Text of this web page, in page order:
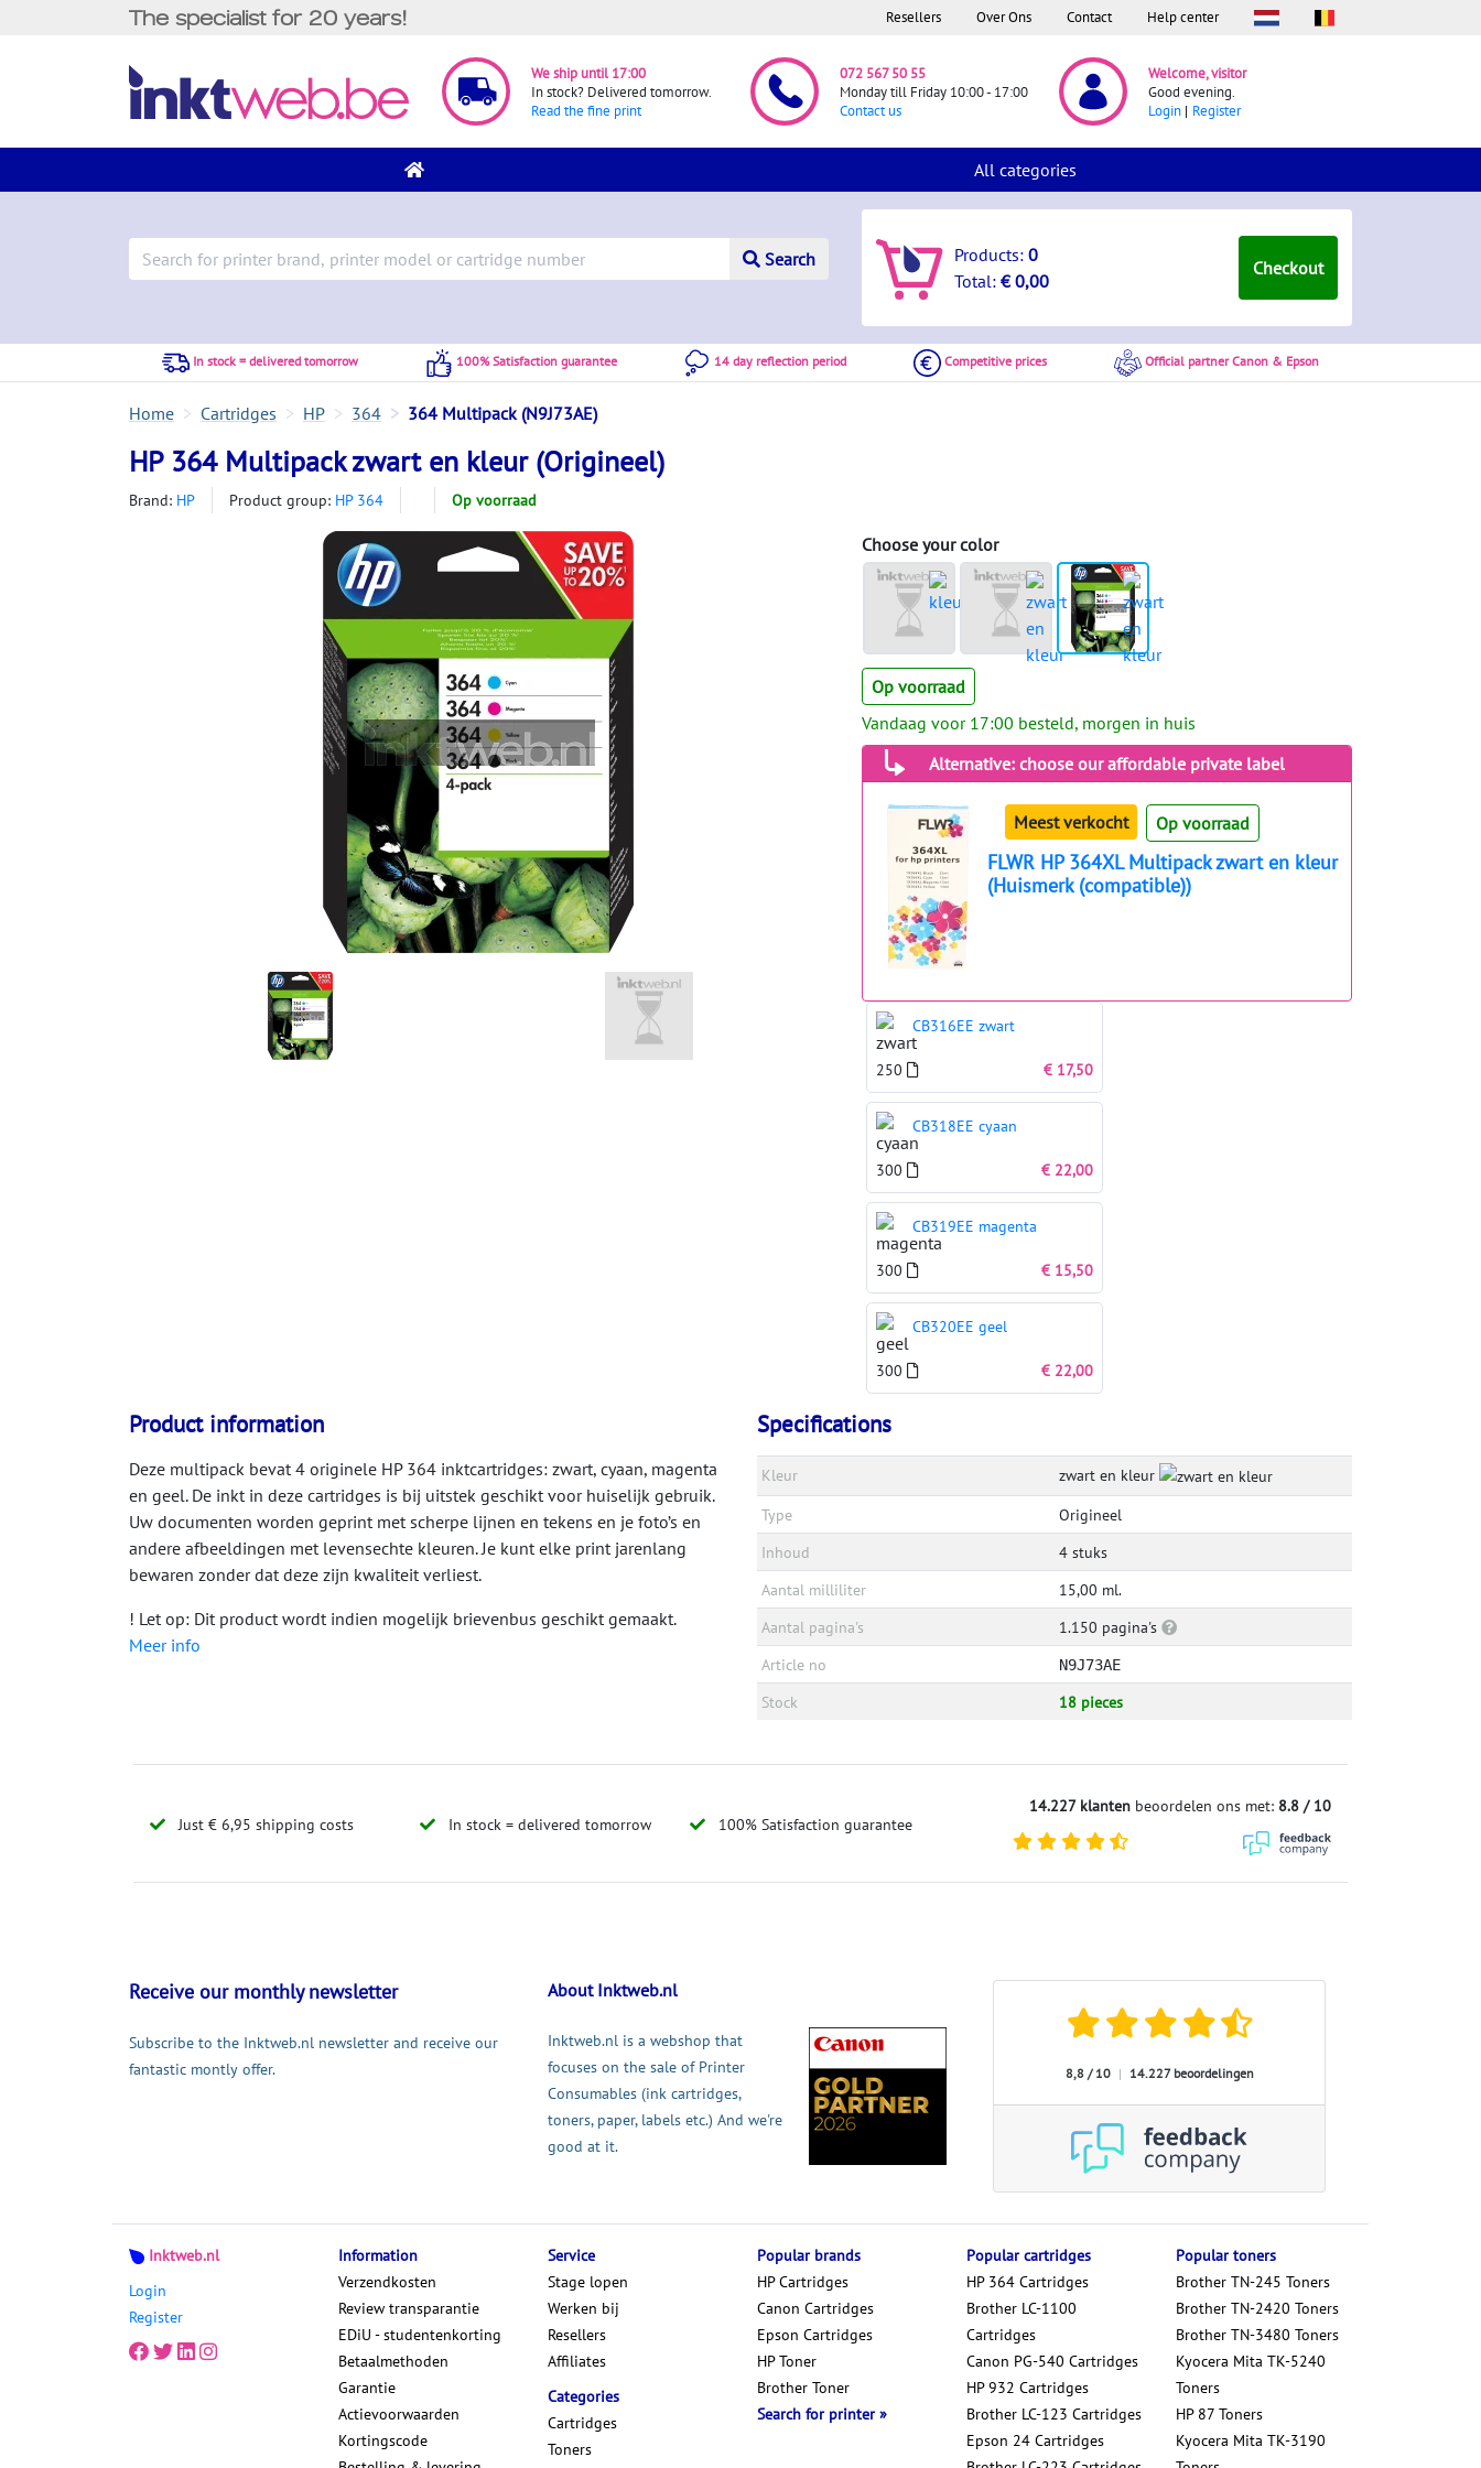
The specialist for 20 years! Resellers Over Ons Contact Help center
We ship until 17:00
In stock? Delivered tomorrow.
Read the fine print
072 567 50 55
Monday till Friday 10:00 - 17:00
Contact us
Welcome, visitor
Good evening.
Login
Register
All categories
Search Products:0
Total:€ 0,00
Checkout
In stock = delivered tomorrow 100% Satisfaction guarantee 14 day reflection period Competitive prices Official partner Canon & Epson
Home Cartridges HP 364 364 Multipack (N9J73AE)
HP 364 Multipack zwart en kleur (Origineel)
Brand: HP Product group: HP 364 Op voorraad
Choose your color
Op voorraad
Vandaag voor 17:00 besteld, morgen in huis
Alternative: choose our affordable private label
Meest verkocht Op voorraad
FLWR HP 364XL Multipack zwart en kleur
(Huismerk (compatible))
CB316EE zwart
250 € 17,50
CB318EE cyaan
300 € 22,00
CB319EE magenta
300 € 15,50
CB320EE geel
300 € 22,00
Product information
Deze multipack bevat 4 originele HP 364 inktcartridges: zwart, cyaan, magenta
en geel. De inkt in deze cartridges is bij uitstek geschikt voor huiselijk gebruik.
Uw documenten worden geprint met scherpe lijnen en tekens en je foto’s en
andere afbeeldingen met levensechte kleuren. Je kunt elke print jarenlang
bewaren zonder dat deze zijn kwaliteit verliest.
! Let op: Dit product wordt indien mogelijk brievenbus geschikt gemaakt.
Meer info
Specifications
Kleur
zwart en kleur
Type
Origineel
Inhoud
4 stuks
Aantal milliliter
15,00 ml.
Aantal pagina's
1.150 pagina's
Article no
N9J73AE
Stock 18 pieces
Just € 6,95 shipping costs In stock = delivered tomorrow 100% Satisfaction guarantee
14.227 klantenbeoordelen ons met: 8.8 / 10
Receive our monthly newsletter
Subscribe to the Inktweb.nl newsletter and receive our
fantastic montly offer.
About Inktweb.nl
Inktweb.nl is a webshop that
focuses on the sale of Printer
Consumables (ink cartridges,
toners, paper, labels etc.) And we're
good at it.
8,8 / 10 | 14.227 beoordelingen
Inktweb.nl
Login
Register
Information
Verzendkosten
Review transparantie
EDiU - studentenkorting
Betaalmethoden
Garantie
Actievoorwaarden
Kortingscode
Service
Stage lopen
Werken bij
Resellers
Affiliates
Categories
Cartridges
Toners
Popular cartridges
HP 364 Cartridges
Brother LC-1100
Cartridges
Canon PG-540 Cartridges
HP 932 Cartridges
Brother LC-123 Cartridges
Epson 24 Cartridges
Popular toners
Brother TN-245 Toners
Brother TN-2420 Toners
Brother TN-3480 Toners
Kyocera Mita TK-5240
Toners
HP 87 Toners
Kyocera Mita TK-3190
Popular brands
HP Cartridges
Canon Cartridges
Epson Cartridges
HP Toner
Brother Toner
Search for printer